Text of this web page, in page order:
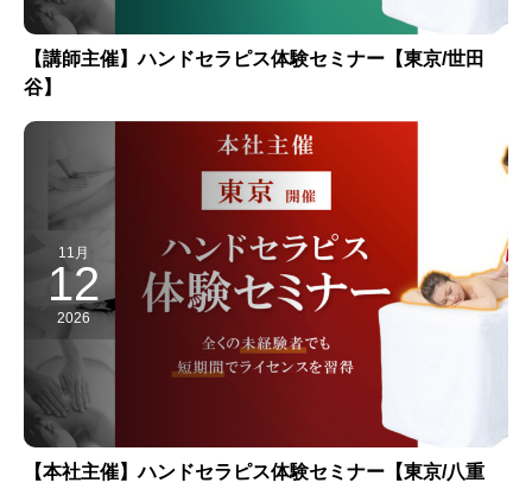
【講師主催】ハンドセラピス体験セミナー【東京/世田
谷】
11月
12
2026
【本社主催】ハンドセラピス体験セミナー【東京/八重